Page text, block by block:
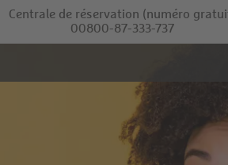
Centrale de réservation (numéro
00800-87-333-737